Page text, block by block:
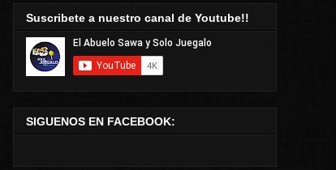
Suscribete a nuestro canal de Youtube!!
SIGUENOS EN FACEBOOK: